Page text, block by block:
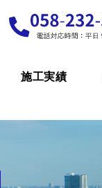
施工実績